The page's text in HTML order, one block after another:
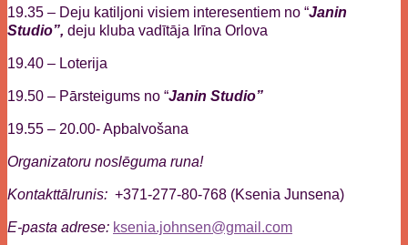
19.35 – Deju katiljoni visiem interesentiem no “Janin
Studio”, deju kluba vadītāja Irīna Orlova
19.40 – Loterija
19.50 – Pārsteigums no “Janin Studio”
19.55 – 20.00- Apbalvošana
Organizatoru noslēguma runa!
Kontakttālrunis: +371-277-80-768 (Ksenia Junsena)
E-pasta adrese: ksenia.johnsen@gmail.com